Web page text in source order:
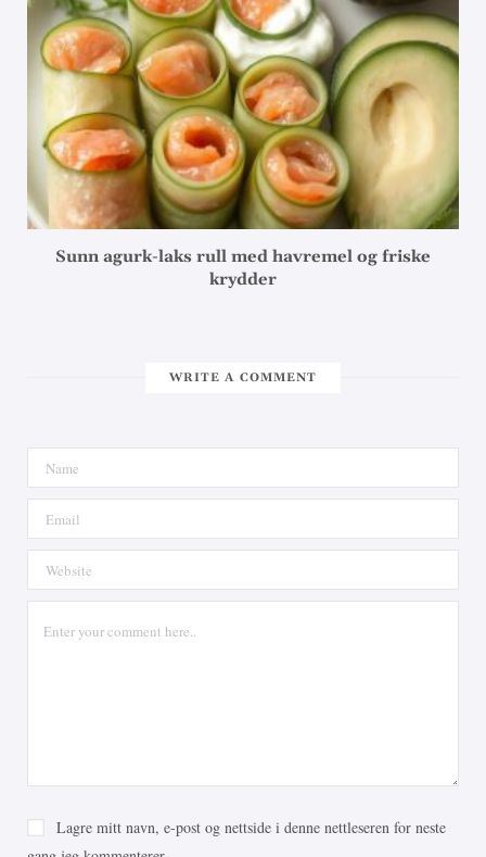
Sunn agurk-laks rull med havremel og friske
krydder
WRITE A COMMENT
Lagre mitt navn, e-post og nettside i denne nettleseren for neste